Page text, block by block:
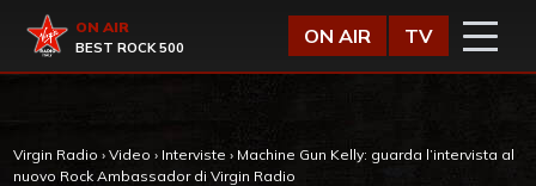
Virgin Radio
ON AIR
BEST ROCK 500
ON AIR TV
Virgin Radio › Video › Interviste › Machine Gun Kelly: guarda l’intervista al
nuovo Rock Ambassador di Virgin Radio